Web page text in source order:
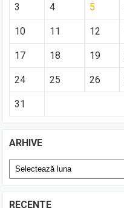
3 4 5
10 11 12
17 18 19
24 25 26
31
ARHIVE
Arhive
RECENTE